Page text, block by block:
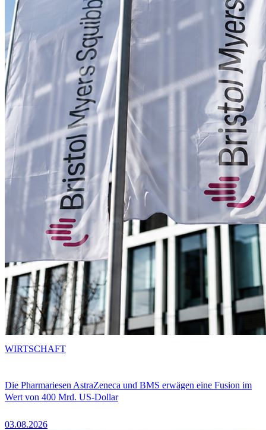
Die Pharmariesen AstraZeneca und BMS erwägen eine Fusion im
Wert von 400 Mrd. US-Dollar
03.08.2026
WIRTSCHAFT